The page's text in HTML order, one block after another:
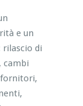
e un
di
cambi